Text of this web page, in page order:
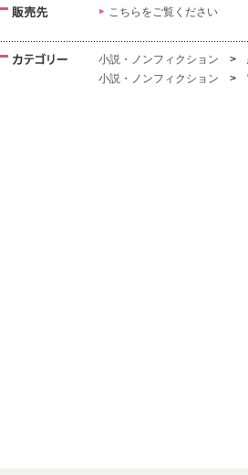
こちらをご覧ください
小説・ノンフィクション >
小説・ノンフィクション >